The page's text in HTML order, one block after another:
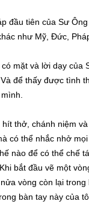
đầu tiên của Sư
như Mỹ, Đức,
mặt và lời dạy của
để thấy được tình
thở, chánh niệm
có thể nhắc nhở
nào để có thể chế
bắt đầu vẽ một
vòng còn lại
bàn tay này của